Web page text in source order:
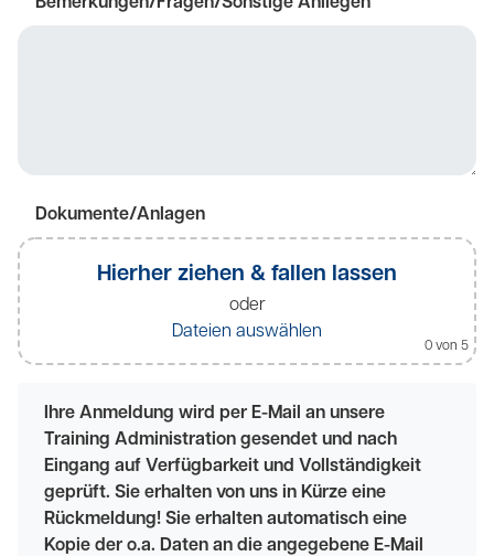
Dokumente/Anlagen
Hierher ziehen & fallen lassen
oder
Dateien auswählen
0 von 5
Ihre Anmeldung wird per E-Mail an unsere
Training Administration gesendet und nach
Eingang auf Verfügbarkeit und Vollständigkeit
geprüft. Sie erhalten von uns in Kürze eine
Rückmeldung! Sie erhalten automatisch eine
Kopie der o.a. Daten an die angegebene E-Mail